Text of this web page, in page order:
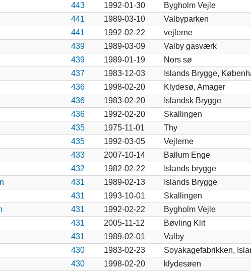
443 1992-01-30
Bygholm Vejle
441 1989-03-10
Valbyparken
441 1992-02-22
vejlerne
439 1989-03-09
Valby gasværk
439 1989-01-19
Nors sø
437 1983-12-03
Islands Brygge,
436 1998-02-20
Klydesø, Amager
436 1983-02-20
Islandsk Brygge
436 1992-02-20
Skallingen
435 1975-11-01
Thy
435 1992-03-05
Vejlerne
433 2007-10-14
Ballum Enge
432 1982-02-22
Islands brygge
431 1989-02-13
Islands Brygge
431 1993-10-01
Skallingen
431 1992-02-22
Bygholm Vejle
431 2005-11-12
Bøvling Klit
431 1989-02-01
Valby
430 1983-02-23
Soyakagefabrikken,
430 1998-02-20
klydesøen